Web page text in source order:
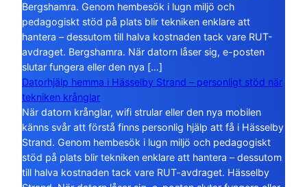
Bergshamra. Genom hembesök i lugn miljö och
pedagogiskt stöd på plats blir tekniken enklare att
hantera – dessutom till halva kostnaden tack vare RUT-
avdraget. Bergshamra. När datorn låser sig, e-posten
slutar fungera eller den nya […]
Datorhjälp hemma i Hässelby Strand – personligt stöd när
tekniken krånglar
När datorn krånglar, wifi strular eller den nya mobilen
känns svår att förstå finns personlig hjälp att få i Hässelby
Strand. Genom hembesök i lugn miljö och pedagogiskt
stöd på plats blir tekniken enklare att hantera – dessutom
till halva kostnaden tack vare RUT-avdraget. Hässelby